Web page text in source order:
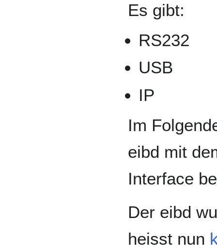
Es gibt:
RS232
USB
IP
Im
eibd mit
Interface
Der eibd
heisst nun